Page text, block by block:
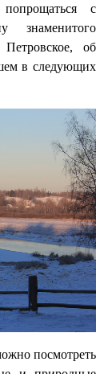
с
знаменитого
об
в следующих
посмотреть